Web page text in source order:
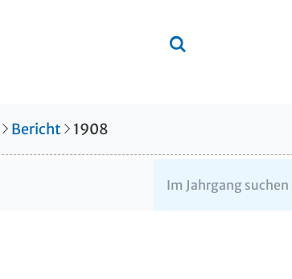
Bericht 1908